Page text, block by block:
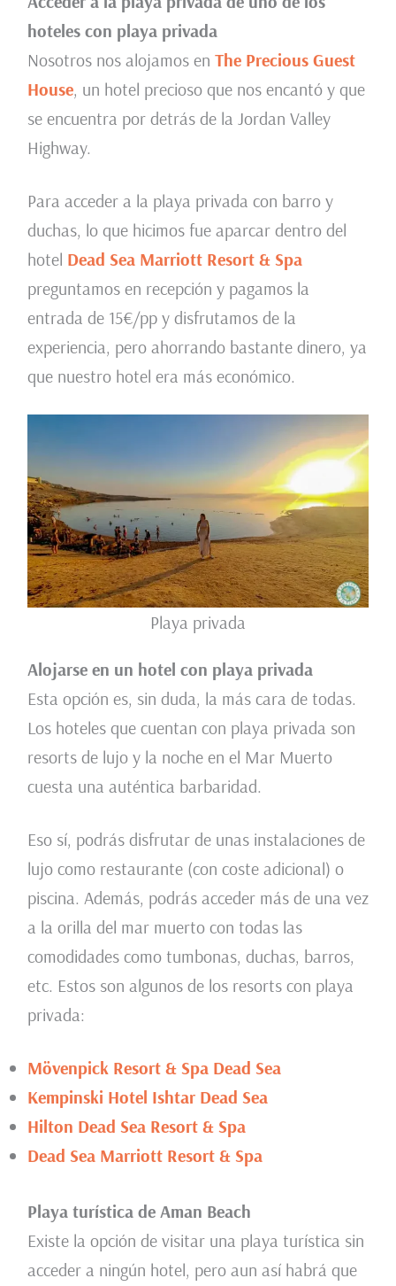
hoteles con playa privada
Nosotros nos alojamos en The Precious Guest
House, un hotel precioso que nos encantó y que
se encuentra por detrás de la Jordan Valley
Highway.
Para acceder a la playa privada con barro y
duchas, lo que hicimos fue aparcar dentro del
hotel Dead Sea Marriott Resort & Spa
preguntamos en recepción y pagamos la
entrada de 15€/pp y disfrutamos de la
experiencia, pero ahorrando bastante dinero, ya
que nuestro hotel era más económico.
Playa privada
Alojarse en un hotel con playa privada
Esta opción es, sin duda, la más cara de todas.
Los hoteles que cuentan con playa privada son
resorts de lujo y la noche en el Mar Muerto
cuesta una auténtica barbaridad.
Eso sí, podrás disfrutar de unas instalaciones de
lujo como restaurante (con coste adicional) o
piscina. Además, podrás acceder más de una vez
a la orilla del mar muerto con todas las
comodidades como tumbonas, duchas, barros,
etc. Estos son algunos de los resorts con playa
privada:
Mövenpick Resort & Spa Dead Sea
Kempinski Hotel Ishtar Dead Sea
Hilton Dead Sea Resort & Spa
Dead Sea Marriott Resort & Spa
Playa turística de Aman Beach
Existe la opción de visitar una playa turística sin
acceder a ningún hotel, pero aun así habrá que